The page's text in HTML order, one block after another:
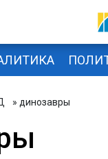
» динозавры